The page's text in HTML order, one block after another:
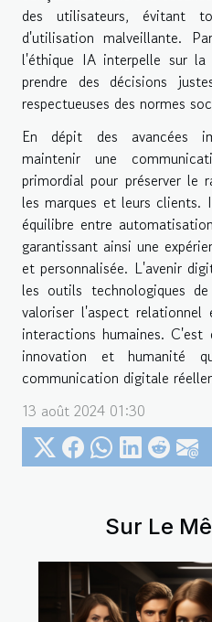
des utilisateurs, évitant
d'utilisation malveillante.
l'éthique IA interpelle sur
prendre des décisions
respectueuses des normes
En dépit des avancées
maintenir une
primordial pour préserver le
les marques et leurs
équilibre entre
garantissant ainsi une
et personnalisée. L'avenir
les outils technologiques
valoriser l'aspect relationnel
interactions humaines.
innovation et humanité
communication digitale
13 août 2024 01:30
Sur Le